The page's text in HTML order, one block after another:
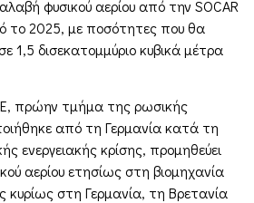
φυσικού αερίου από την SOCAR
το 2025, με ποσότητες που θα
1,5 δισεκατομμύριο κυβικά μέτρα
πρώην τμήμα της ρωσικής
από τη Γερμανία κατά τη
ενεργειακής κρίσης, προμηθεύει
αερίου ετησίως στη βιομηχανία
κυρίως στη Γερμανία, τη Βρετανία